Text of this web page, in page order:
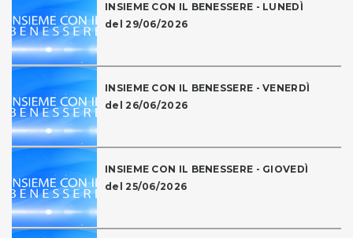
INSIEME CON IL BENESSERE - LUNEDÌ
del 29/06/2026
INSIEME CON IL BENESSERE - VENERDÌ
del 26/06/2026
INSIEME CON IL BENESSERE - GIOVEDÌ
del 25/06/2026